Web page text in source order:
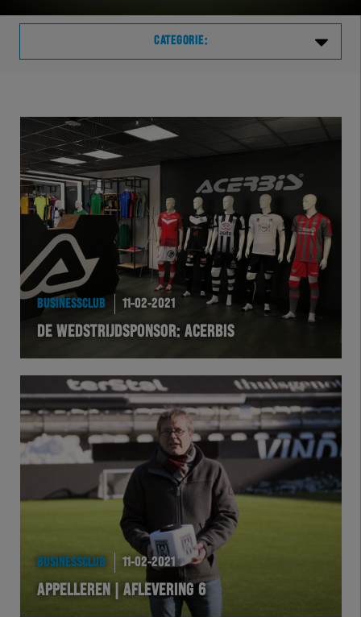
CATEGORIE:
VVVHER
TELHER
HERVOL
HEREXC
EXCHER
HERTEL
Natuurgras
BusinessClub
BUSINESSCLUB 11-02-2021
DE WEDSTRIJDSPONSOR: ACERBIS
BUSINESSCLUB 11-02-2021
APPELLEREN | AFLEVERING 6